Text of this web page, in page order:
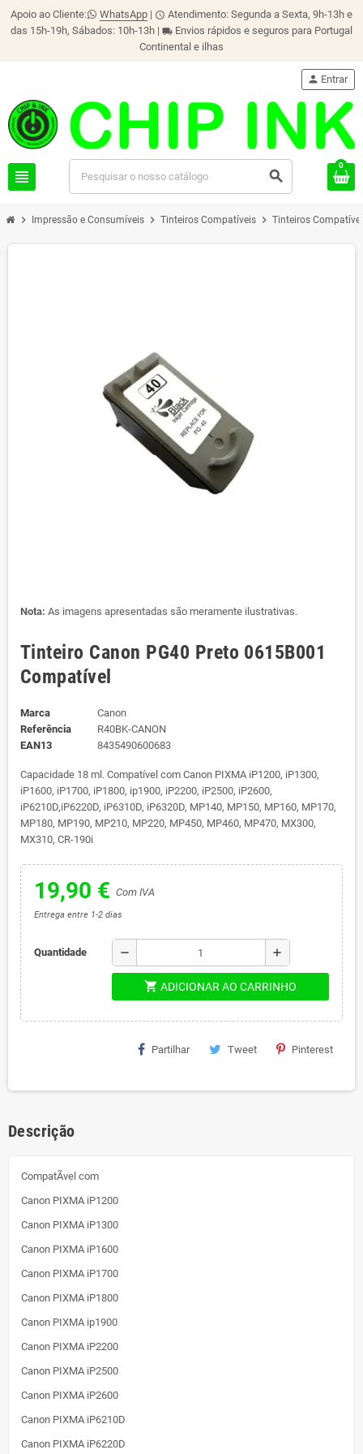
Apoio ao Cliente: WhatsApp | schedule Atendimento: Segunda a Sexta, 9h-13h e
das 15h-19h, Sábados: 10h-13h | local_shipping Envios rápidos e seguros para Portugal
Continental e ilhas
view_headline search
person Entrar
0
chevron_right Impressão e Consumíveis chevron_right Tinteiros Compatíveis chevron_right Tinteiros
Nota: As imagens apresentadas são meramente ilustrativas.
Tinteiro Canon PG40 Preto 0615B001
Compatível
Marca
Canon
Referência
R40BK-CANON
EAN13
8435490600683
Capacidade 18 ml. Compatível com Canon PIXMA iP1200, iP1300,
iP1600, iP1700, iP1800, ip1900, iP2200, iP2500, iP2600,
iP6210D,iP6220D, iP6310D, iP6320D, MP140, MP150, MP160, MP170,
MP180, MP190, MP210, MP220, MP450, MP460, MP470, MX300,
MX310, CR-190i
19,90 € Com IVA
Entrega entre 1-2 dias
Quantidade remove add
shopping_cart ADICIONAR AO CARRINHO
Partilhar Tweet Pinterest
Descrição
CompatÃ­vel com
Canon PIXMA iP1200
Canon PIXMA iP1300
Canon PIXMA iP1600
Canon PIXMA iP1700
Canon PIXMA iP1800
Canon PIXMA ip1900
Canon PIXMA iP2200
Canon PIXMA iP2500
Canon PIXMA iP2600
Canon PIXMA iP6210D
Canon PIXMA iP6220D